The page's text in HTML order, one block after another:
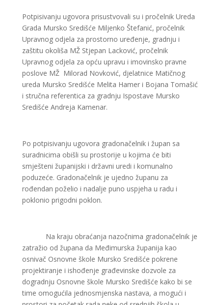
Potpisivanju ugovora prisustvovali su i pročelnik Ureda
Grada Mursko Središće Miljenko Štefanić, pročelnik
Upravnog odjela za prostorno uređenje, gradnju i
zaštitu okoliša MŽ Stjepan Lacković, pročelnik
Upravnog odjela za opću upravu i imovinsko pravne
poslove MŽ Milorad Novković, djelatnice Matičnog
ureda Mursko Središće Melita Hamer i Bojana Tomašić
i stručna referentica za gradnju Ispostave Mursko
Središće Andreja Kamenar.
Po potpisivanju ugovora gradonačelnik i župan sa
suradnicima obišli su prostorije u kojima će biti
smješteni županijski i državni uredi i komunalno
poduzeće. Gradonačelnik je ujedno županu za
rođendan poželio i nadalje puno uspjeha u radu i
poklonio prigodni poklon.
Na kraju obraćanja nazočnima gradonačelnik je
zatražio od župana da Međimurska županija kao
osnivač Osnovne škole Mursko Središće pokrene
projektiranje i ishođenje građevinske dozvole za
dogradnju Osnovne škole Mursko Središće kako bi se
time omogućila jednosmjenska nastava, a mogući i